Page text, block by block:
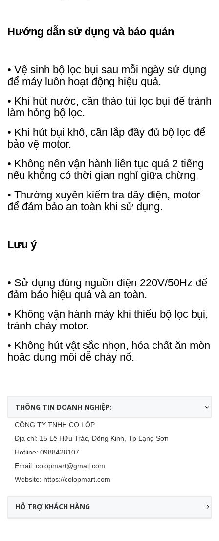
Hướng dẫn sử dụng và bảo quản
• Vệ sinh bộ lọc bụi sau mỗi ngày sử dụng
để máy luôn hoạt động hiệu quả.
• Khi hút nước, cần tháo túi lọc bụi để tránh
làm hỏng bộ lọc.
• Khi hút bụi khô, cần lắp đầy đủ bộ lọc để
bảo vệ motor.
• Không nên vận hành liên tục quá 2 tiếng
nếu không có thời gian nghỉ giữa chừng.
• Thường xuyên kiểm tra dây điện, motor
để đảm bảo an toàn khi sử dụng.
Lưu ý
• Sử dụng đúng nguồn điện 220V/50Hz để
đảm bảo hiệu quả và an toàn.
• Không vận hành máy khi thiếu bộ lọc bụi,
tránh cháy motor.
• Không hút vật sắc nhọn, hóa chất ăn mòn
hoặc dung môi dễ cháy nổ.
THÔNG TIN DOANH NGHIỆP:
CÔNG TY TNHH CỌ LỐP
Địa chỉ: 15 Lê Hữu Trác, Đông Kinh, Tp Lạng Sơn
Hotline: 0988428107
Email: colopmart@gmail.com
Website: https://colopmart.com
HỖ TRỢ KHÁCH HÀNG